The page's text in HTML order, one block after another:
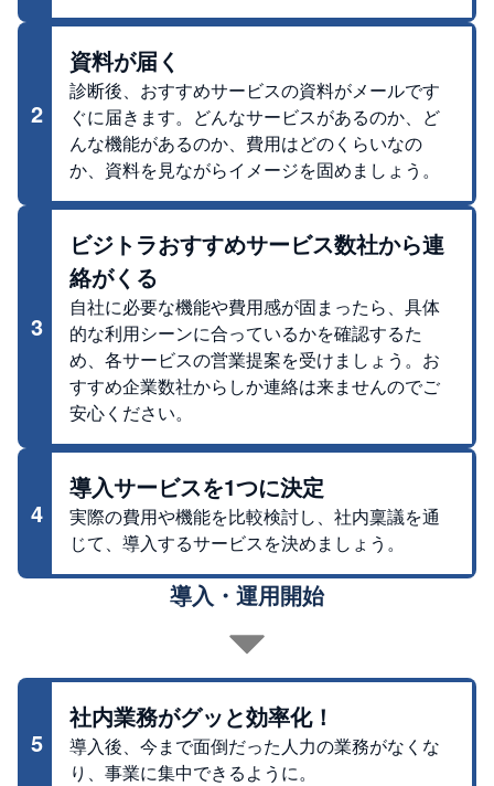
2
資料が届く
診断後、おすすめサービスの資料がメールです
ぐに届きます。どんなサービスがあるのか、ど
んな機能があるのか、費用はどのくらいなの
か、資料を見ながらイメージを固めましょう。
3
ビジトラおすすめサービス数社から連
絡がくる
自社に必要な機能や費用感が固まったら、具体
的な利用シーンに合っているかを確認するた
め、各サービスの営業提案を受けましょう。お
すすめ企業数社からしか連絡は来ませんのでご
安心ください。
4
導入サービスを1つに決定
実際の費用や機能を比較検討し、社内稟議を通
じて、導入するサービスを決めましょう。
導入・運用開始
5
社内業務がグッと効率化！
導入後、今まで面倒だった人力の業務がなくな
り、事業に集中できるように。